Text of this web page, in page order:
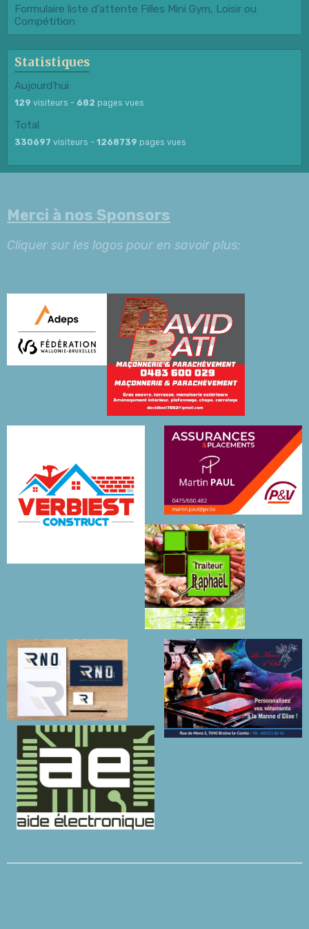
Formulaire liste d'attente Filles Mini Gym, Loisir ou
Compétition
Statistiques
Aujourd'hui
129 visiteurs - 682 pages vues
Total
330697 visiteurs - 1268739 pages vues
Merci à nos Sponsors
Cliquer sur les logos pour en savoir plus: